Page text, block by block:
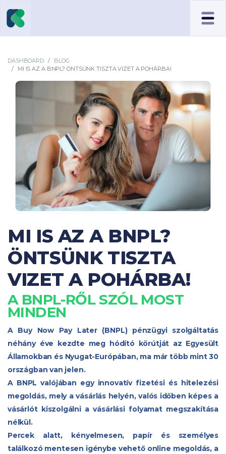
DASHBOARD
BLOG
MI IS AZ A BNPL? ÖNTSÜNK TISZTA VIZET A POHÁRBA!
MI IS AZ A BNPL?
ÖNTSÜNK TISZTA
VIZET A POHÁRBA!
A BNPL-RŐL SZÓL MOST
MINDEN
A Buy Now Pay Later (BNPL) pénzügyi szolgáltatás
néhány éve kezdte meg hódító körútját az Egyesült
Államokban és Nyugat-Európában, ma már több mint 30
országban van jelen.
A BNPL valójában egy innovatív fizetési és hitelezési
megoldás, mely a vásárlás helyén, valós időben képes a
vásárlót kiszolgálni a vásárlási folyamat megszakítása
nélkül.
Percek alatt, kényelmesen, papír és személyes
találkozó mentesen igénybe vehető online megoldás, a